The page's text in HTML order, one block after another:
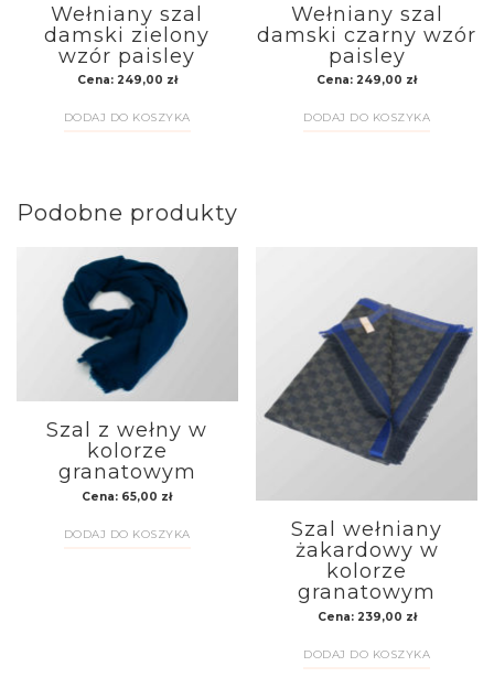
Wełniany szal
damski zielony
wzór paisley
Cena: 249,00 zł
DODAJ DO KOSZYKA
Wełniany szal
damski czarny wzór
paisley
Cena: 249,00 zł
DODAJ DO KOSZYKA
Podobne produkty
Szal z wełny w
kolorze
granatowym
Cena: 65,00 zł
DODAJ DO KOSZYKA
Szal wełniany
żakardowy w
kolorze
granatowym
Cena: 239,00 zł
DODAJ DO KOSZYKA